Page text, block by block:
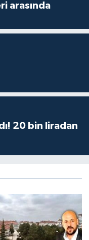
arasında
20 bin liradan